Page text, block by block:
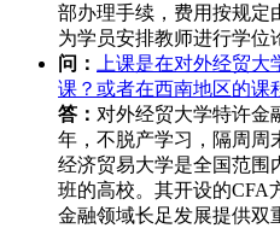
部办理手续，费用按规定
为学员安排教师进行学位
问：
上课是在对外经贸
课？或者在西南地区的课
答： 对外经贸大学特许金
年，不脱产学习，隔周周
经济贸易大学是全国范围
班的高校。其开设的CFA
金融领域长足发展提供双